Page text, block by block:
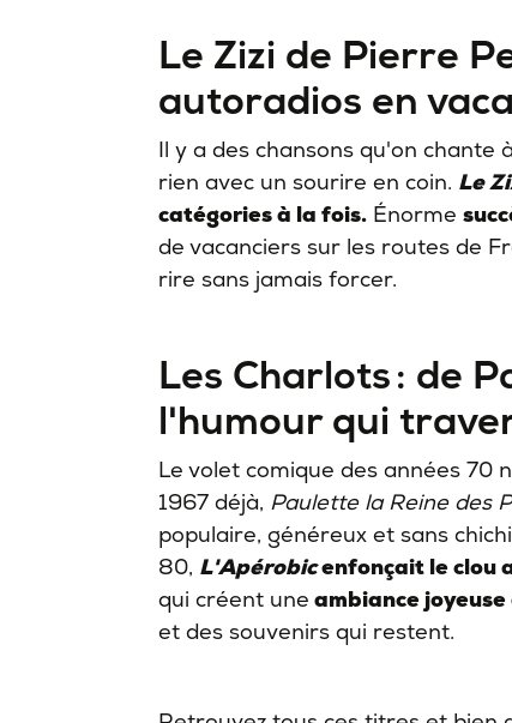
Le Zizi de Pierre
autoradios en
Il y a des chansons qu'on
rien avec un sourire en coin. Le
catégories à la fois. Énorme
de vacanciers sur les routes de
rire sans jamais forcer.
Les Charlots : de
l'humour qui
Le volet comique des années 70
1967 déjà, Paulette la Reine des
populaire, généreux et sans
80, L'Apérobicenfonçait le clou
qui créent une ambiance
et des souvenirs qui restent.